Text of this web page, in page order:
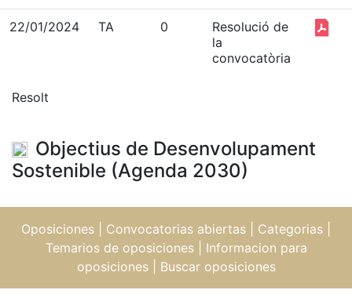
22/01/2024 TA 0
Resolució de
la
convocatòria
Resolt
Objectius de Desenvolupament
Sostenible (Agenda 2030)
Oposiciones Convocatorias abiertas Categorias
Temarios de oposiciones| Informacion para
oposiciones| Buscar oposiciones